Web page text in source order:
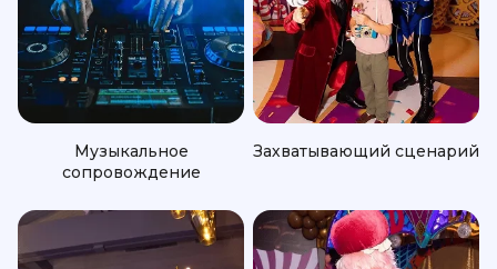
Музыкальное
сопровождение
Захватывающий сценарий